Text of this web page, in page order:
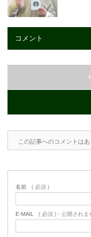
コメント
この記事へのコメントはあ
名前 ( 必須 )
E-MAIL ( 必須 ) - 公開されま